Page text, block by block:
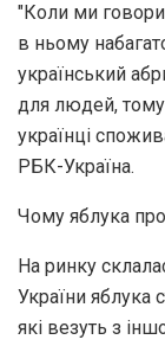
"Коли ми
в ньому
український
для людей, тому
українці
РБК-Україна.
Чому яблука
На ринку
України яблука
які везуть з